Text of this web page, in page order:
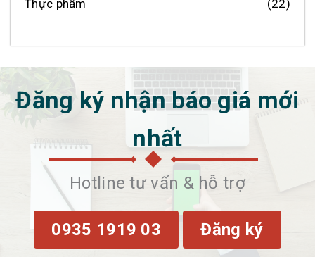
Thực phẩm (22)
Đăng ký nhận báo giá mới
nhất
Hotline tư vấn & hỗ trợ
0935 1919 03 Đăng ký